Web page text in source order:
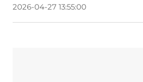
2026-04-27 13:55:00